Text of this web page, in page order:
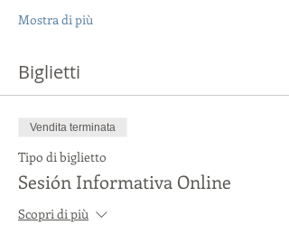
Mostra di più
Biglietti
Vendita terminata
Tipo di biglietto
Sesión Informativa Online
Scopri di più